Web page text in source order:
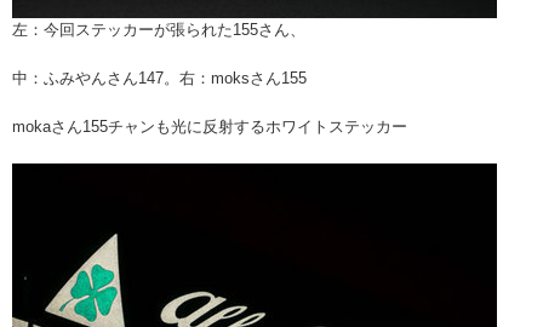
左：今回ステッカーが張られた155さん、
中：ふみやんさん147。右：moksさん155
mokaさん155チャンも光に反射するホワイトステッカー